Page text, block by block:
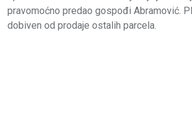
pravomoćno predao gospođi Abramović.
dobiven od prodaje ostalih parcela.